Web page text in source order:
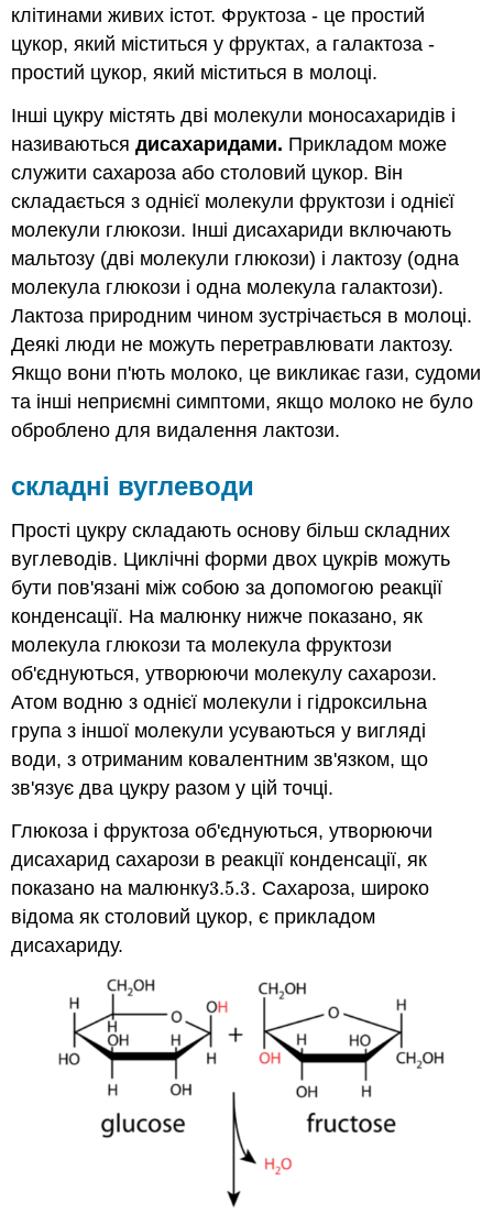
клітинами живих істот. Фруктоза - це простий
цукор, який міститься у фруктах, а галактоза -
простий цукор, який міститься в молоці.
Інші цукру містять дві молекули моносахаридів і
називаютьсядисахаридами. Прикладом може
служити сахароза або столовий цукор. Він
складається з однієї молекули фруктози і однієї
молекули глюкози. Інші дисахариди включають
мальтозу (дві молекули глюкози) і лактозу (одна
молекула глюкози і одна молекула галактози).
Лактоза природним чином зустрічається в молоці.
Деякі люди не можуть перетравлювати лактозу.
Якщо вони п'ють молоко, це викликає гази, судоми
та інші неприємні симптоми, якщо молоко не було
оброблено для видалення лактози.
складні вуглеводи
Прості цукру складають основу більш складних
вуглеводів. Циклічні форми двох цукрів можуть
бути пов'язані між собою за допомогою реакції
конденсації. На малюнку нижче показано, як
молекула глюкози та молекула фруктози
об'єднуються, утворюючи молекулу сахарози.
Атом водню з однієї молекули і гідроксильна
група з іншої молекули усуваються у вигляді
води, з отриманим ковалентним зв'язком, що
зв'язує два цукру разом у цій точці.
Глюкоза і фруктоза об'єднуються, утворюючи
дисахарид сахарози в реакції конденсації, як
показано на малюнку3.5.3
3.5.3. Сахароза, широко
відома як столовий цукор, є прикладом
дисахариду.